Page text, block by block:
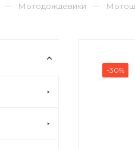
— Мотодождевики —
-30%